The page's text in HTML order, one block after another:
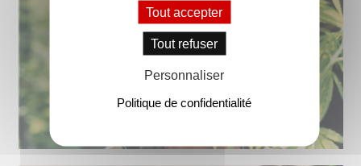
Tout accepter
Tout refuser
Personnaliser
Politique de confidentialité